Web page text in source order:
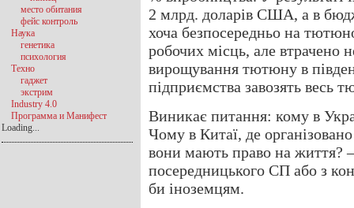
2 млрд. доларів США, а в
хоча безпосередньо на
робочих місць, але втрачено
вирощування тютюну в
підприємства завозять весь
Виникає питання: кому в
Чому в Китаї, де
вони мають право на
посередницького СП або з
би іноземцям.
место обитания
фейс контроль
Наука
генетика
психология
Техно
гаджет
экстрим
Industry 4.0
Программа и Манифест
Loading...